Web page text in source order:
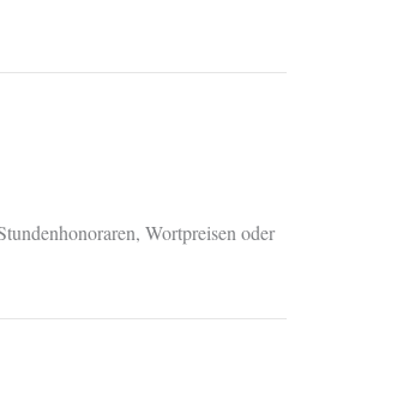
Wortpreisen oder